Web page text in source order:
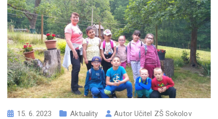
15. 6. 2023 Aktuality Autor Učitel ZŠ Sokolov